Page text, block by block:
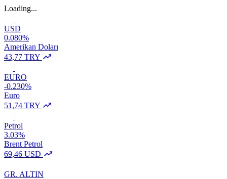
Loading...
USD
0.080%
Amerikan Doları
43,77 TRY
EURO
-0.230%
Euro
51,74 TRY
Petrol
3.03%
Brent Petrol
69,46 USD
GR. ALTIN